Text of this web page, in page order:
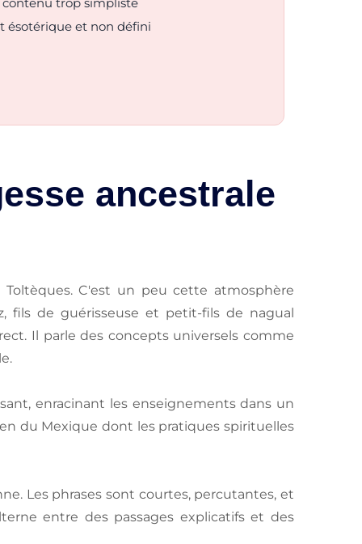
ésotérique et non défini
ancestrale
C'est un peu cette atmosphère
fils de guérisseuse et petit-fils de nagual
Il parle des concepts universels comme
enracinant les enseignements dans un
du Mexique dont les pratiques spirituelles
Les phrases sont courtes, percutantes, et
entre des passages explicatifs et des